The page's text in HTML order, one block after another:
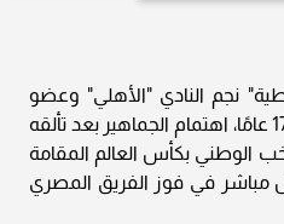
نجم النادي "الأهلي" وعضو
"منتخب مصر للناشئين" تحت 17 عامًا، اهتمام الجماهير بعد تألقه
الوطني بكأس العالم المقامة
في فوز الفريق المصري